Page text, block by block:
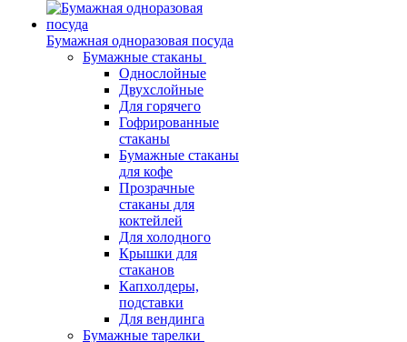
Бумажная одноразовая посуда
Бумажные стаканы
Однослойные
Двухслойные
Для горячего
Гофрированные
стаканы
Бумажные стаканы
для кофе
Прозрачные
стаканы для
коктейлей
Для холодного
Крышки для
стаканов
Капхолдеры,
подставки
Для вендинга
Бумажные тарелки